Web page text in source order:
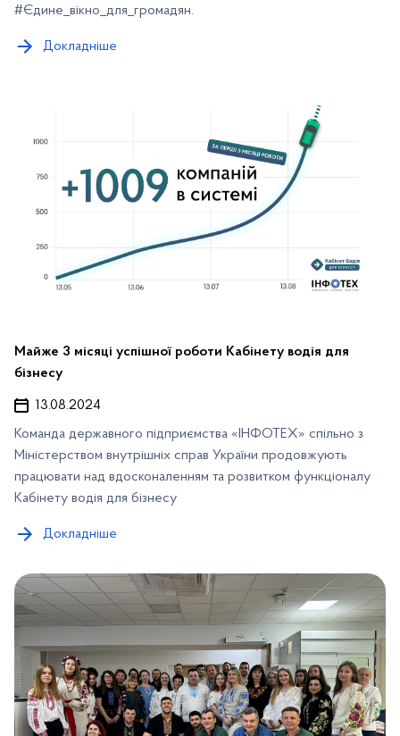
#Єдине_вікно_для_громадян.
Докладніше
Майже 3 місяці успішної роботи Кабінету водія для
бізнесу
13.08.2024
Команда державного підприємства «ІНФОТЕХ» спільно з
Міністерством внутрішніх справ України продовжують
працювати над вдосконаленням та розвитком функціоналу
Кабінету водія для бізнесу
Докладніше